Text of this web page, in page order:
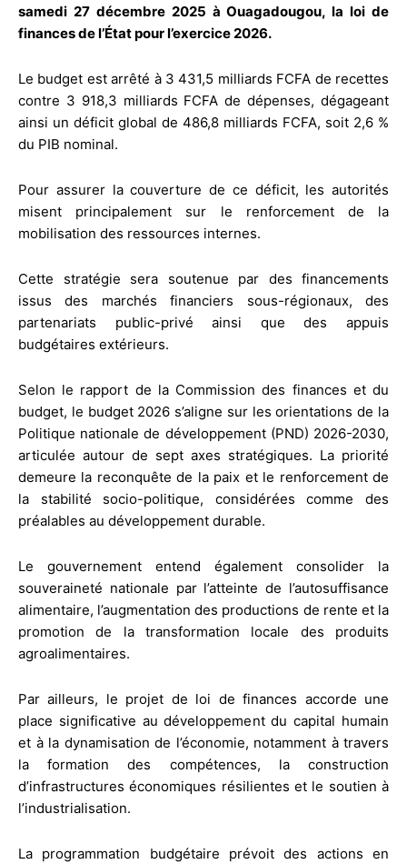
samedi 27 décembre 2025 à Ouagadougou, la loi de
finances de l’État pour l’exercice 2026.
Le budget est arrêté à 3 431,5 milliards FCFA de recettes
contre 3 918,3 milliards FCFA de dépenses, dégageant
ainsi un déficit global de 486,8 milliards FCFA, soit 2,6 %
du PIB nominal.
Pour assurer la couverture de ce déficit, les autorités
misent principalement sur le renforcement de la
mobilisation des ressources internes.
Cette stratégie sera soutenue par des financements
issus des marchés financiers sous-régionaux, des
partenariats public-privé ainsi que des appuis
budgétaires extérieurs.
Selon le rapport de la Commission des finances et du
budget, le budget 2026 s’aligne sur les orientations de la
Politique nationale de développement (PND) 2026-2030,
articulée autour de sept axes stratégiques. La priorité
demeure la reconquête de la paix et le renforcement de
la stabilité socio-politique, considérées comme des
préalables au développement durable.
Le gouvernement entend également consolider la
souveraineté nationale par l’atteinte de l’autosuffisance
alimentaire, l’augmentation des productions de rente et la
promotion de la transformation locale des produits
agroalimentaires.
Par ailleurs, le projet de loi de finances accorde une
place significative au développement du capital humain
et à la dynamisation de l’économie, notamment à travers
la formation des compétences, la construction
d’infrastructures économiques résilientes et le soutien à
l’industrialisation.
La programmation budgétaire prévoit des actions en